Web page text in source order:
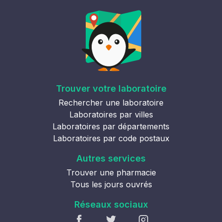
Trouver votre laboratoire
Rechercher une laboratoire
Laboratoires par villes
Laboratoires par départements
Laboratoires par code postaux
Autres services
Trouver une pharmacie
Tous les jours ouvrés
Réseaux sociaux